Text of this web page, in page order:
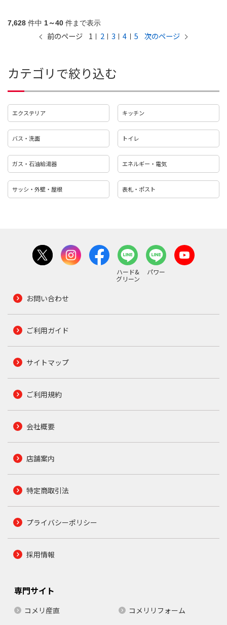
7,628 件中 1～40 件まで表示
前のページ 1 2 3 4 5 次のページ
カテゴリで絞り込む
エクステリア キッチン
バス・洗面 トイレ
ガス・石油給湯器 エネルギー・電気
サッシ・外壁・屋根 表札・ポスト
ハード&
グリーン
パワー
お問い合わせ
ご利用ガイド
サイトマップ
ご利用規約
会社概要
店舗案内
特定商取引法
プライバシーポリシー
採用情報
専門サイト
コメリ産直
コメリリフォーム